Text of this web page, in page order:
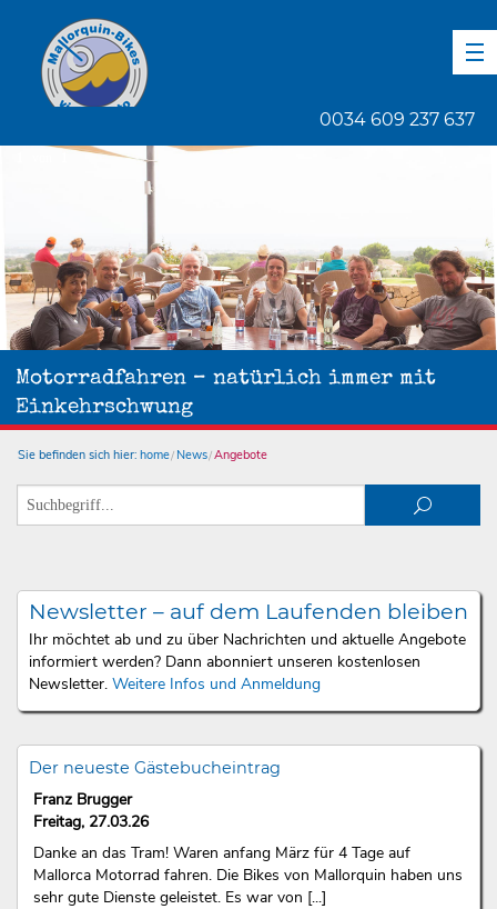
0034 609 237 637
Motorradfahren – natürlich immer mit
Einkehrschwung
Sie befinden sich hier: home News Angebote
Newsletter – auf dem Laufenden bleiben
Ihr möchtet ab und zu über Nachrichten und aktuelle Angebote
informiert werden? Dann abonniert unseren kostenlosen
Newsletter. Weitere Infos und Anmeldung
Der neueste Gästebucheintrag
Franz Brugger
Freitag, 27.03.26
Danke an das Tram! Waren anfang März für 4 Tage auf
Mallorca Motorrad fahren. Die Bikes von Mallorquin haben uns
sehr gute Dienste geleistet. Es war von [...]